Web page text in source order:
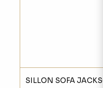
SILLON SOFA